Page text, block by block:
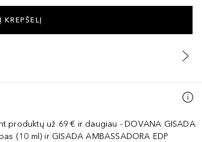
KREPŠELĮ
produktų už 69 € ir daugiau - DOVANA GISADA
(10 ml) ir GISADA AMBASSADORA EDP